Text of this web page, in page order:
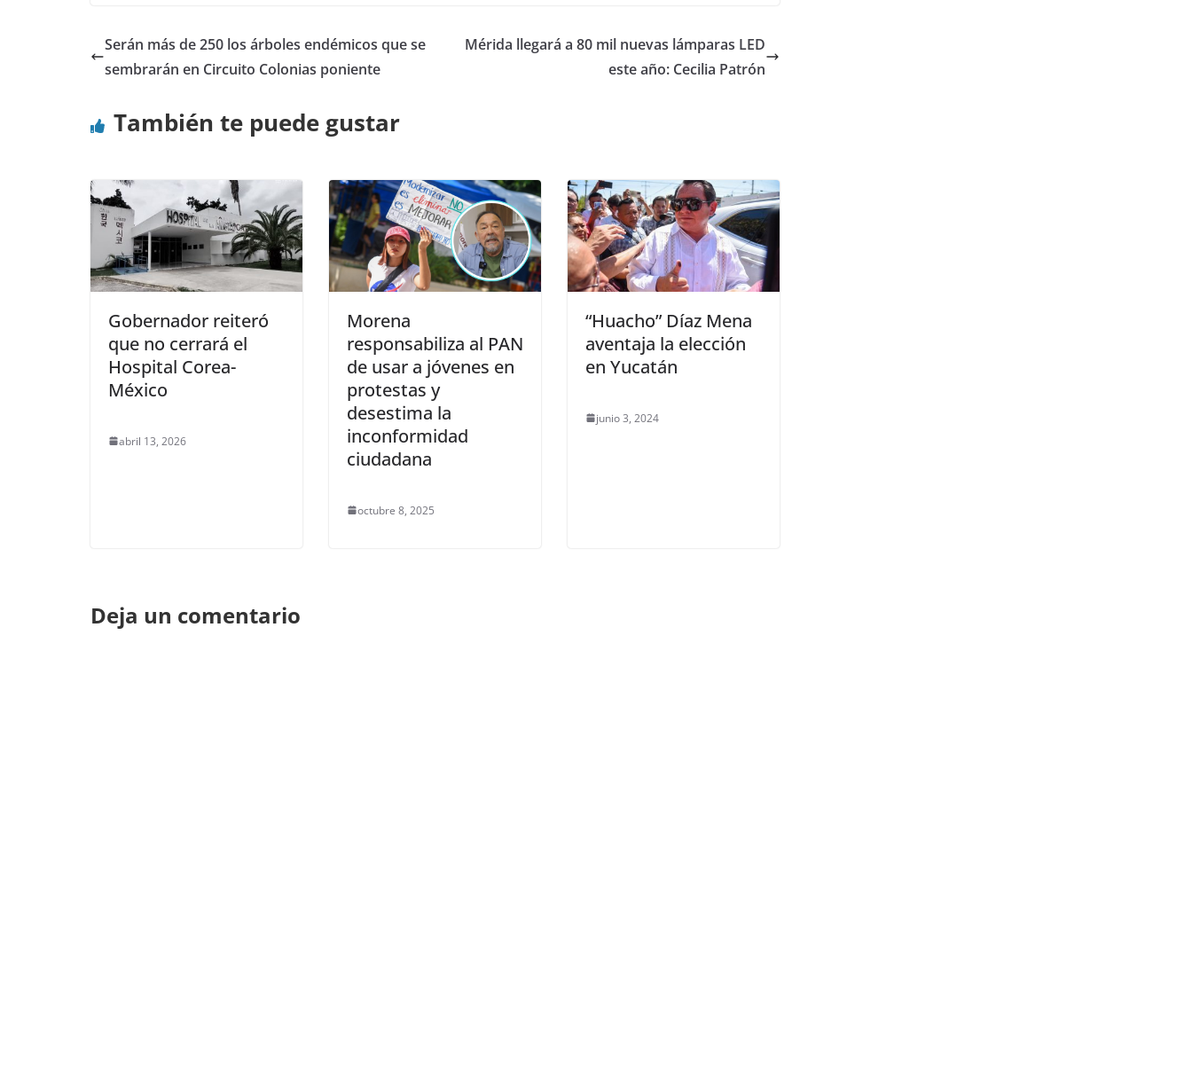
Serán más de 250 los árboles endémicos que se
sembrarán en Circuito Colonias poniente
Mérida llegará a 80 mil nuevas lámparas LED
este año: Cecilia Patrón
También te puede gustar
Gobernador reiteró
que no cerrará el
Hospital Corea-
México
abril 13, 2026
Morena
responsabiliza al PAN
de usar a jóvenes en
protestas y
desestima la
inconformidad
ciudadana
octubre 8, 2025
“Huacho” Díaz Mena
aventaja la elección
en Yucatán
junio 3, 2024
Deja un comentario